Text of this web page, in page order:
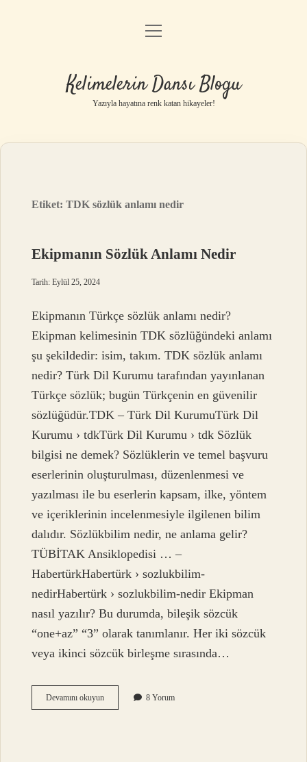
Anasayfa
Yasal Uyarı
menüyü
Kelimelerin Dansı Blogu
Yazıyla hayatına renk katan hikayeler!
Etiket:TDK sözlük anlamı nedir
Ekipmanın Sözlük Anlamı Nedir
Tarih: Eylül 25, 2024
Ekipmanın Türkçe sözlük anlamı nedir?
Ekipman kelimesinin TDK sözlüğündeki anlamı
şu şekildedir: isim, takım. TDK sözlük anlamı
nedir? Türk Dil Kurumu tarafından yayınlanan
Türkçe sözlük; bugün Türkçenin en güvenilir
sözlüğüdür.TDK – Türk Dil KurumuTürk Dil
Kurumu › tdkTürk Dil Kurumu › tdk Sözlük
bilgisi ne demek? Sözlüklerin ve temel başvuru
eserlerinin oluşturulması, düzenlenmesi ve
yazılması ile bu eserlerin kapsam, ilke, yöntem
ve içeriklerinin incelenmesiyle ilgilenen bilim
dalıdır. Sözlükbilim nedir, ne anlama gelir?
TÜBİTAK Ansiklopedisi … –
HabertürkHabertürk › sozlukbilim-
nedirHabertürk › sozlukbilim-nedir Ekipman
nasıl yazılır? Bu durumda, bileşik sözcük
“one+az” “3” olarak tanımlanır. Her iki sözcük
veya ikinci sözcük birleşme sırasında…
Devamını okuyunEkipmanın
Sözlük
8 Yorum